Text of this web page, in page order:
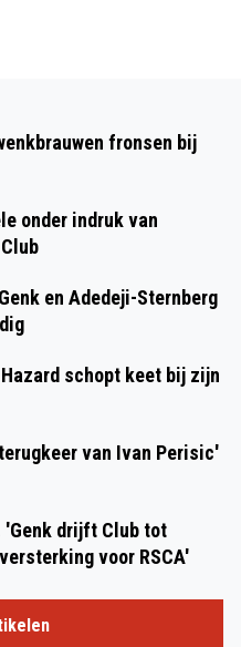
fronsen bij
onder indruk van
en Adedeji-Sternberg
schopt keet bij zijn
van Ivan Perisic'
'Genk drijft Club tot
voor RSCA'